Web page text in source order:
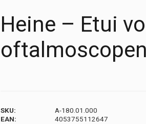
Heine – Etui
oftalmoscopen
SKU:
A-180.01.000
EAN:
4053755112647